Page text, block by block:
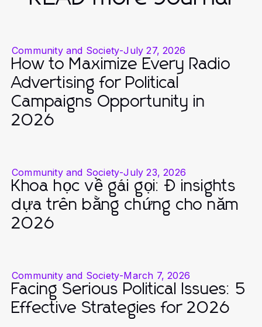
Community and Society-July 27, 2026
How to Maximize Every Radio
Advertising for Political
Campaigns Opportunity in
2026
Community and Society-July 23, 2026
Khoa học về gái gọi: Đ insights
dựa trên bằng chứng cho năm
2026
Community and Society-March 7, 2026
Facing Serious Political Issues: 5
Effective Strategies for 2026